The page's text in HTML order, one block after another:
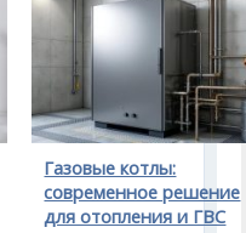
Газовые котлы:
современное решение
для отопления и ГВС